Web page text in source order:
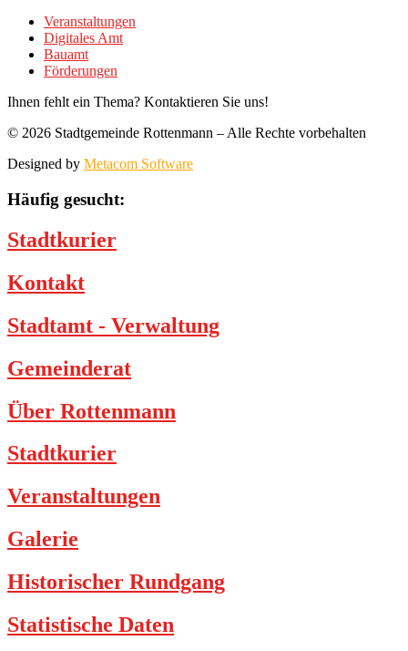
Veranstaltungen
Digitales Amt
Bauamt
Förderungen
Ihnen fehlt ein Thema? Kontaktieren Sie uns!
© 2026 Stadtgemeinde Rottenmann – Alle Rechte vorbehalten
Designed by Metacom Software
Häufig gesucht:
Stadtkurier
Kontakt
Stadtamt - Verwaltung
Gemeinderat
Über Rottenmann
Stadtkurier
Veranstaltungen
Galerie
Historischer Rundgang
Statistische Daten